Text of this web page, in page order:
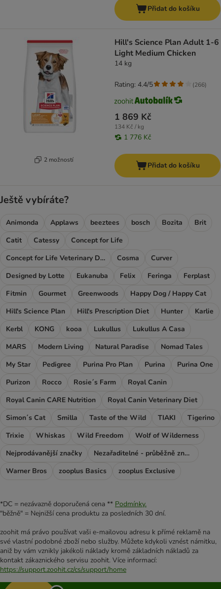
Přidat do košíku
2 možností
Hill's Science Plan Adult 1-6
Light Medium Chicken
14 kg
1 869 Kč
134 Kč / kg
1 776 Kč
Rating: 4.4/5 (266)
Přidat do košíku
Ještě vybíráte?
Animonda Applaws beeztees bosch Bozita
Brit
Catit
Catessy
Concept for Life
Concept for Life Veterinary Diet
Cosma
Curver
Designed by Lotte
Eukanuba Felix Feringa
Ferplast
Fitmin
Gourmet Greenwoods
Happy Dog / Happy Cat
Hill's Science Plan
Hill's Prescription Diet Hunter
Karlie
Kerbl
KONG kooa Lukullus
Lukullus A Casa
MARS
Modern Living Natural Paradise
Nomad Tales
My Star
Pedigree Purina Pro Plan Purina
Purina One
Purizon
Rocco Rosie´s Farm
Royal Canin
Royal Canin CARE Nutrition
Royal Canin Veterinary Diet
Simon´s Cat
Smilla Taste of the Wild TIAKI
Tigerino
Trixie
Whiskas Wild Freedom
Wolf of Wilderness
Nejprodávanější značky
Nezařaditelné - průběžně značky
Warner Bros
zooplus Basics zooplus Exclusive
*DC = nezávazně doporučená cena ** Podmínky.
"běžně" = Nejnižší cena produktu za posledních 30 dní.
zoohit má právo používat vaši e-mailovou adresu k přímé reklamě na
své vlastní podobné zboží nebo služby. Můžete kdykoli vznést námitku,
aniž by vám vznikly jakékoli náklady kromě základních nákladů za
kontakt zákaznického servisu zoohit. Více informací:
https://support.zoohit.cz/cs/support/home